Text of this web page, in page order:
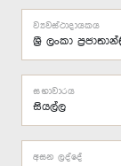
ව්‍යවස්ථාදායකය
සභාවාරය
අසන ලද්දේ